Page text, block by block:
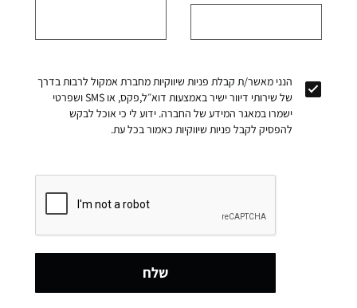
הנני מאשר/ת קבלת פניות שיווקיות מחברת אמקול לרבות בדרך
של שירותי דיוור ישיר באמצעות דוא״ל,פקס, או SMS ושפרטי
ישמרו במאגר המידע של החברה. ידוע לי כי אוכל לבקש
להפסיק לקבל פניות שיווקיות כאמור בכל עת.
שלח